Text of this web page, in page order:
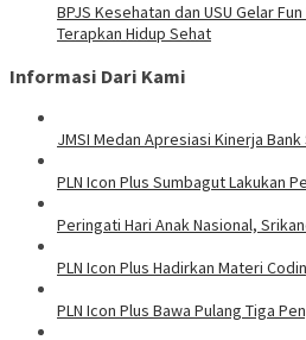
BPJS Kesehatan dan USU Gelar
Terapkan Hidup Sehat
Informasi Dari Kami
JMSI Medan Apresiasi Kinerja
PLN Icon Plus Sumbagut Lakukan
Peringati Hari Anak Nasional,
PLN Icon Plus Hadirkan Materi
PLN Icon Plus Bawa Pulang Tiga